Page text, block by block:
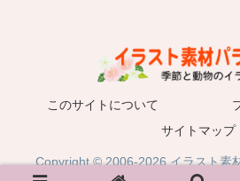
このサイトについて
サイトマップ
Copyright © 2006-2026 イラスト素